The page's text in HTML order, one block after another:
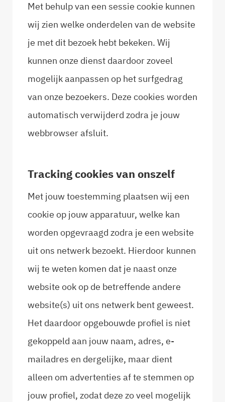
Met behulp van een sessie cookie kunnen
wij zien welke onderdelen van de website
je met dit bezoek hebt bekeken. Wij
kunnen onze dienst daardoor zoveel
mogelijk aanpassen op het surfgedrag
van onze bezoekers. Deze cookies worden
automatisch verwijderd zodra je jouw
webbrowser afsluit.
Tracking cookies van onszelf
Met jouw toestemming plaatsen wij een
cookie op jouw apparatuur, welke kan
worden opgevraagd zodra je een website
uit ons netwerk bezoekt. Hierdoor kunnen
wij te weten komen dat je naast onze
website ook op de betreffende andere
website(s) uit ons netwerk bent geweest.
Het daardoor opgebouwde profiel is niet
gekoppeld aan jouw naam, adres, e-
mailadres en dergelijke, maar dient
alleen om advertenties af te stemmen op
jouw profiel, zodat deze zo veel mogelijk